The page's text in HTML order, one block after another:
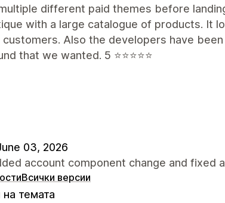
different paid themes before
with a large catalogue of products. It
Also the developers have
that we wanted. 5 ⭐️⭐️⭐️⭐️⭐️
03, 2026
account component change and fixed
Всички версии
темата